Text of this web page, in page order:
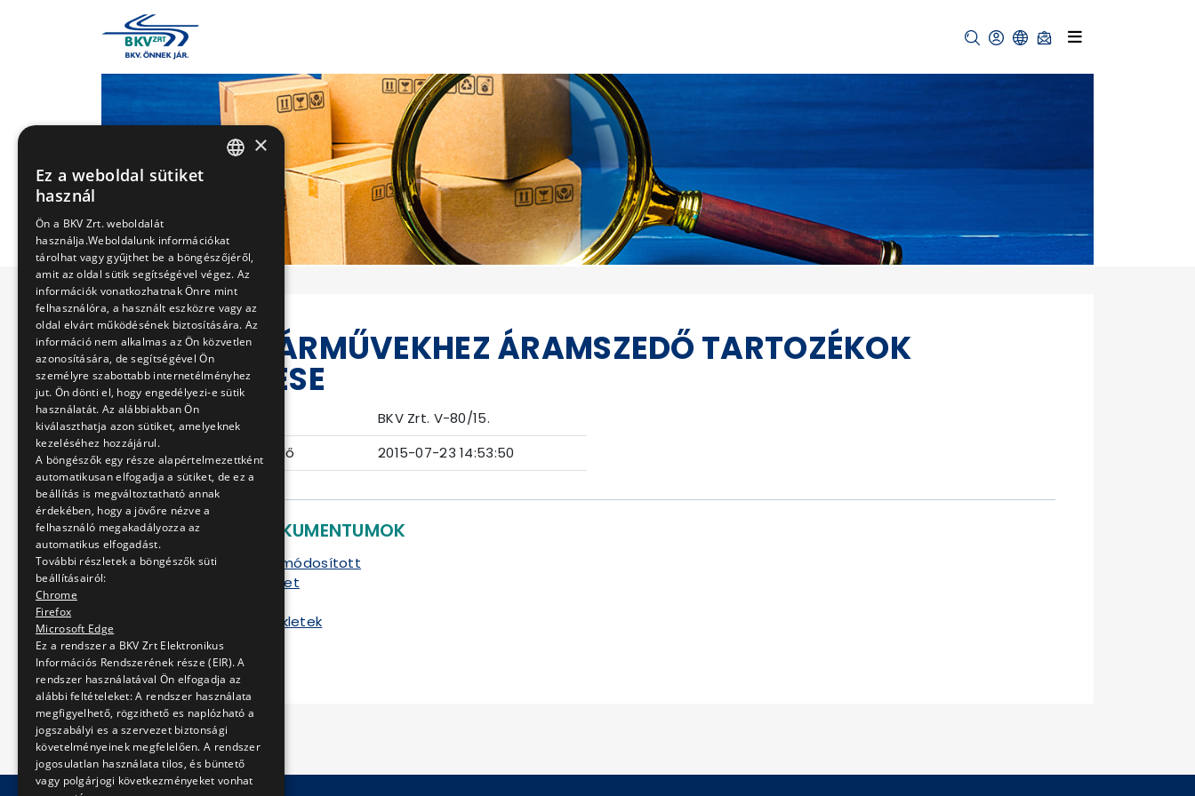
METRÓ JÁRMŰVEKHEZ ÁRAMSZEDŐ TARTOZÉKOK
BESZERZÉSE
Eljárás száma
BKV Zrt. V-80/15.
Ajánlattételi határidő
2015-07-23 14:53:50
LETÖLTHETŐ DOKUMENTUMOK
Ajánlati felhívás módosított
Szerződéstervezet
Kitöltendő mellékletek
Rajzok
×
Ez a weboldal sütiket
használ
Ön a BKV Zrt. weboldalát
használja.Weboldalunk információkat
tárolhat vagy gyűjthet be a böngészőjéről,
amit az oldal sütik segítségével végez. Az
információk vonatkozhatnak Önre mint
felhasználóra, a használt eszközre vagy az
oldal elvárt működésének biztosítására. Az
információ nem alkalmas az Ön közvetlen
azonosítására, de segítségével Ön
személyre szabottabb internetélményhez
jut. Ön dönti el, hogy engedélyezi-e sütik
használatát. Az alábbiakban Ön
kiválaszthatja azon sütiket, amelyeknek
kezeléséhez hozzájárul.
A böngészők egy része alapértelmezettként
automatikusan elfogadja a sütiket, de ez a
beállítás is megváltoztatható annak
érdekében, hogy a jövőre nézve a
felhasználó megakadályozza az
automatikus elfogadást.
További részletek a böngészők süti
beállításairól:
Chrome
Firefox
Microsoft Edge
Ez a rendszer a BKV Zrt Elektronikus
Információs Rendszerének része (EIR). A
rendszer használatával Ön elfogadja az
alábbi feltételeket: A rendszer használata
megfigyelhető, rögzithető es naplózható a
jogszabályi es a szervezet biztonsági
követelményeinek megfelelően. A rendszer
jogosulatlan használata tilos, és büntető
vagy polgárjogi következményeket vonhat